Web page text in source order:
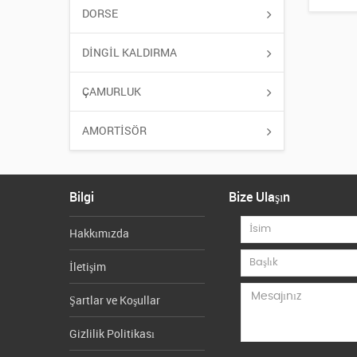
DORSE
DİNGİL KALDIRMA
ÇAMURLUK
AMORTİSÖR
Bilgi
Hakkımızda
İletişim
Şartlar ve Koşullar
Gizlilik Politikası
Bize Ulaşın